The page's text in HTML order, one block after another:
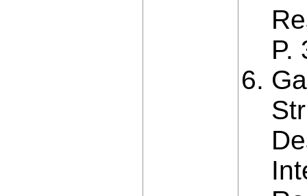
P.